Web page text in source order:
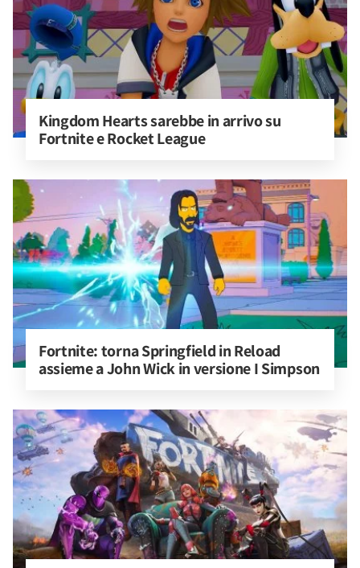
Kingdom Hearts sarebbe in arrivo su
Fortnite e Rocket League
Fortnite: torna Springfield in Reload
assieme a John Wick in versione I Simpson